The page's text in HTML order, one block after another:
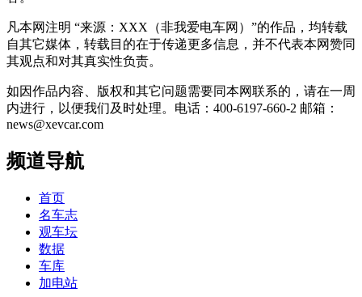
凡本网注明 “来源：XXX（非我爱电车网）”的作品，均转载
自其它媒体，转载目的在于传递更多信息，并不代表本网赞同
其观点和对其真实性负责。
如因作品内容、版权和其它问题需要同本网联系的，请在一周
内进行，以便我们及时处理。电话：400-6197-660-2 邮箱：
news@xevcar.com
频道导航
首页
名车志
观车坛
数据
车库
加电站